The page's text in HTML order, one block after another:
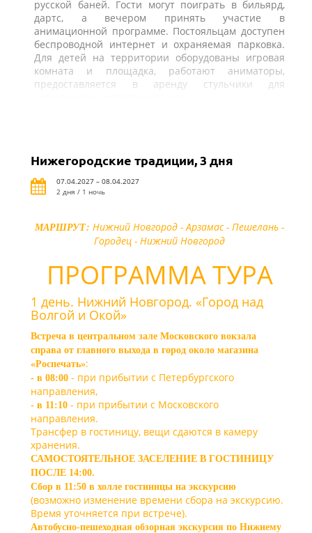
русской баней. Гости могут поиграть в бильярд,
дартс, а вечером принять участие в
анимационной программе. Постояльцам доступен
беспроводной интернет и охраняемая парковка.
Для детей на территории оборудованы игровая
комната и площадка, работают аниматоры,
предоставляется в аренду стульчики для
Нижегородские традиции, 3 дня
07.04.2027 – 08.04.2027
2 дня / 1 ночь
МАРШРУТ: Нижний Новгород - Арзамас - Пешелань -
Городец - Нижний Новгород
ПРОГРАММА ТУРА
1 день. Нижний Новгород. «Город над
Волгой и Окой»
Встреча в центральном зале Московского вокзала
справа от главного выхода в город около магазина
«Роспечать»:
- в 08:00 - при прибытии с Петербургского
направления,
- в 11:10 - при прибытии с Московского
направления.
Трансфер в гостиницу, вещи сдаются в камеру
хранения.
САМОСТОЯТЕЛЬНОЕ ЗАСЕЛЕНИЕ В ГОСТИНИЦУ
ПОСЛЕ 14:00.
Сбор в 11:50 в холле гостиницы на экскурсию
(возможно изменение времени сбора на экскурсию.
Время уточняется при встрече).
Автобусно-пешеходная обзорная экскурсия по Нижнему